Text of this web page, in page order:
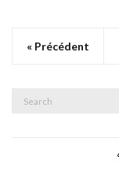
« Précédent